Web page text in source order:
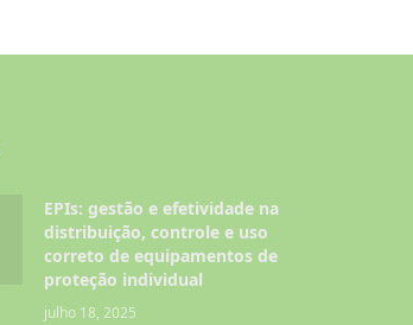
EPIs: gestão e efetividade na
distribuição, controle e uso
correto de equipamentos de
proteção individual
julho 18, 2025